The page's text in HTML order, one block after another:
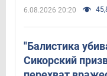
6.08.2026 20:20
"Балистика
Сикорский